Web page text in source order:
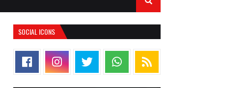
SOCIAL ICONS